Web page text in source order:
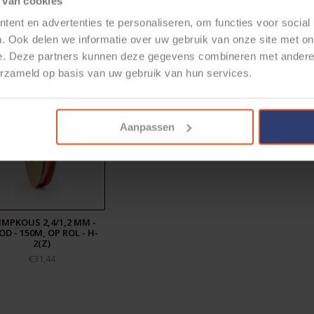
en advertenties te personaliseren, om functies voor social
Ook delen we informatie over uw gebruik van onze site met
Deze partners kunnen deze gegevens combineren met
op basis van uw gebruik van hun services.
Aanpassen
voorraad in Nederland en binnen 1 werkdag leverbaar.
bestelling ook te verkrijgen in de kleuren; rood / groen / geel / blauw en
producten
2,4/1,2 MM -
- 150M, OP ROL - H-
2(Z)
€31,44